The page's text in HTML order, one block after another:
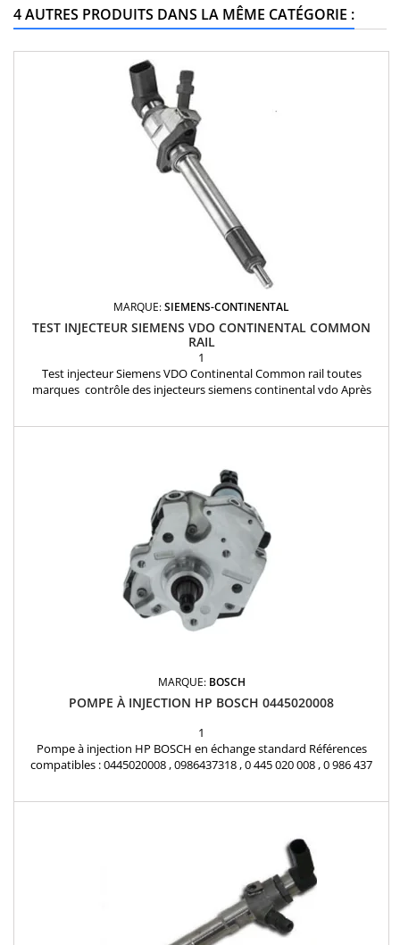
4 AUTRES PRODUITS DANS LA MÊME CATÉGORIE :
MARQUE:SIEMENS-CONTINENTAL
TEST INJECTEUR SIEMENS VDO CONTINENTAL COMMON
RAIL
1
Test injecteur Siemens VDO Continental Common rail toutes
marques contrôle des injecteurs siemens continental vdo Après
MARQUE: BOSCH
POMPE À INJECTION HP BOSCH 0445020008
1
Pompe à injection HP BOSCH en échange standard Références
compatibles : 0445020008 , 0986437318 , 0 445 020 008 , 0 986 437